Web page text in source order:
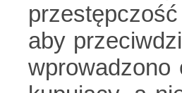
aby
wprowadzono